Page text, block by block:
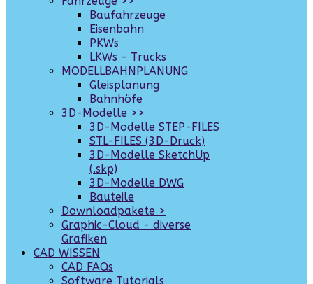
Baufahrzeuge
Eisenbahn
PKWs
LKWs - Trucks
MODELLBAHNPLANUNG
Gleisplanung
Bahnhöfe
3D-Modelle >>
3D-Modelle STEP-FILES
STL-FILES (3D-Druck)
3D-Modelle SketchUp
(.skp)
3D-Modelle DWG
Bauteile
Downloadpakete >
Graphic-Cloud - diverse
Grafiken
CAD WISSEN
CAD FAQs
Software Tutorials